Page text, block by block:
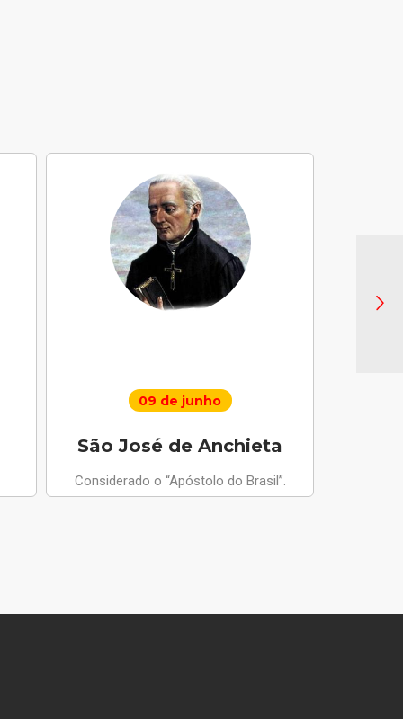
09 de junho
São José de Anchieta
Considerado o “Apóstolo do Brasil”.